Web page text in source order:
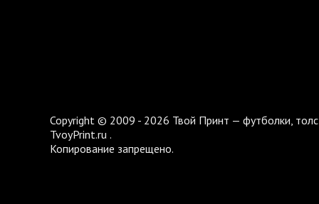
Copyright © 2009 - 2026 Твой Принт — футболки,
TvoyPrint.ru .
Копирование запрещено.